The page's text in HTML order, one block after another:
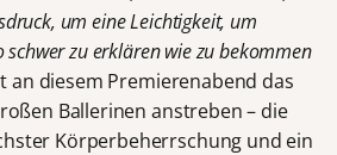
um eine Leichtigkeit, um
schwer zu erklären wie zu bekommen
an diesem Premierenabend das
Ballerinen anstreben – die
Körperbeherrschung und ein